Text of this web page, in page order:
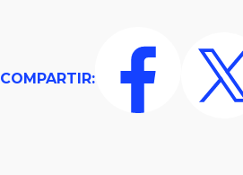
COMPARTIR: